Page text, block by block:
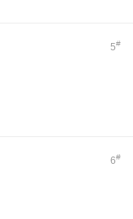
5#
6#